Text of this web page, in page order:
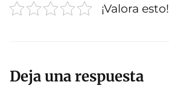
¡Valora esto!
Deja una respuesta